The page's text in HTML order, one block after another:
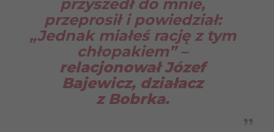
przyszedł do mnie,
przeprosił i powiedział:
„Jednak miałeś rację z tym
chłopakiem” –
relacjonował Józef
Bajewicz, działacz
z Bobrka.